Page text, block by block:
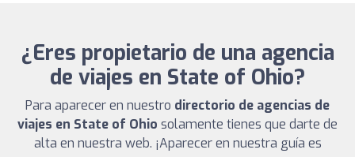
¿Eres propietario de una agencia
de viajes en State of Ohio?
Para aparecer en nuestro directorio de agencias de
viajes en State of Ohio solamente tienes que darte de
alta en nuestra web. ¡Aparecer en nuestra guía es